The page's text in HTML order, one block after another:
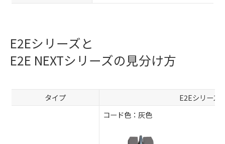
E2Eシリーズと
E2E NEXTシリーズの見分け方
タイプ E2Eシリーズ
コード色：灰色